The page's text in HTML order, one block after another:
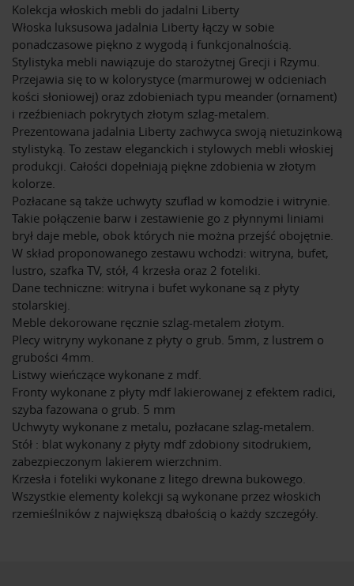
Kolekcja włoskich mebli do jadalni Liberty
Włoska luksusowa jadalnia Liberty łączy w sobie
ponadczasowe piękno z wygodą i funkcjonalnością.
Stylistyka mebli nawiązuje do starożytnej Grecji i Rzymu.
Przejawia się to w kolorystyce (marmurowej w odcieniach
kości słoniowej) oraz zdobieniach typu meander (ornament)
i rzeźbieniach pokrytych złotym szlag-metalem.
Prezentowana jadalnia Liberty zachwyca swoją nietuzinkową
stylistyką. To zestaw eleganckich i stylowych mebli włoskiej
produkcji. Całości dopełniają piękne zdobienia w złotym
kolorze.
Pozłacane są także uchwyty szuflad w komodzie i witrynie.
Takie połączenie barw i zestawienie go z płynnymi liniami
brył daje meble, obok których nie można przejść obojętnie.
W skład proponowanego zestawu wchodzi: witryna, bufet,
lustro, szafka TV, stół, 4 krzesła oraz 2 foteliki.
Dane techniczne: witryna i bufet wykonane są z płyty
stolarskiej.
Meble dekorowane ręcznie szlag-metalem złotym.
Plecy witryny wykonane z płyty o grub. 5mm, z lustrem o
grubości 4mm.
Listwy wieńczące wykonane z mdf.
Fronty wykonane z płyty mdf lakierowanej z efektem radici,
szyba fazowana o grub. 5 mm
Uchwyty wykonane z metalu, pozłacane szlag-metalem.
Stół : blat wykonany z płyty mdf zdobiony sitodrukiem,
zabezpieczonym lakierem wierzchnim.
Krzesła i foteliki wykonane z litego drewna bukowego.
Wszystkie elementy kolekcji są wykonane przez włoskich
rzemieślników z największą dbałością o każdy szczegóły.